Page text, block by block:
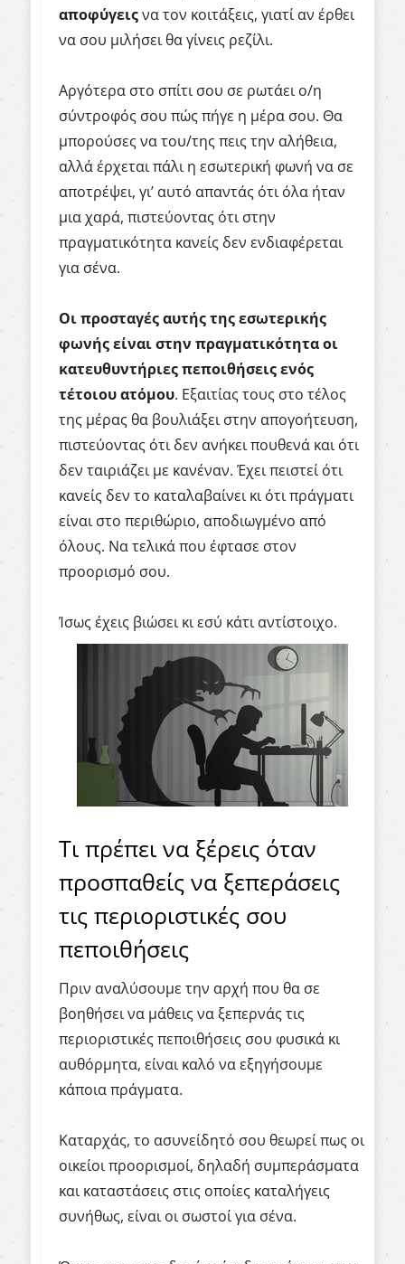
αποφύγειςνα τον κοιτάξεις, γιατί αν έρθει
να σου μιλήσει θα γίνεις ρεζίλι.
Αργότερα στο σπίτι σου σε ρωτάει ο/η
σύντροφός σου πώς πήγε η μέρα σου. Θα
μπορούσες να του/της πεις την αλήθεια,
αλλά έρχεται πάλι η εσωτερική φωνή να σε
αποτρέψει, γι’ αυτό απαντάς ότι όλα ήταν
μια χαρά, πιστεύοντας ότι στην
πραγματικότητα κανείς δεν ενδιαφέρεται
για σένα.
Οι προσταγές αυτής της εσωτερικής
φωνής είναι στην πραγματικότητα οι
κατευθυντήριες πεποιθήσεις ενός
τέτοιου ατόμου. Εξαιτίας τους στο τέλος
της μέρας θα βουλιάξει στην απογοήτευση,
πιστεύοντας ότι δεν ανήκει πουθενά και ότι
δεν ταιριάζει με κανέναν. Έχει πειστεί ότι
κανείς δεν το καταλαβαίνει κι ότι πράγματι
είναι στο περιθώριο, αποδιωγμένο από
όλους. Να τελικά που έφτασε στον
προορισμό σου.
Ίσως έχεις βιώσει κι εσύ κάτι αντίστοιχο.
Τι πρέπει να ξέρεις όταν
προσπαθείς να ξεπεράσεις
τις περιοριστικές σου
πεποιθήσεις
Πριν αναλύσουμε την αρχή που θα σε
βοηθήσει να μάθεις να ξεπερνάς τις
περιοριστικές πεποιθήσεις σου φυσικά κι
αυθόρμητα, είναι καλό να εξηγήσουμε
κάποια πράγματα.
Καταρχάς, το ασυνείδητό σου θεωρεί πως οι
οικείοι προορισμοί, δηλαδή συμπεράσματα
και καταστάσεις στις οποίες καταλήγεις
συνήθως, είναι οι σωστοί για σένα.